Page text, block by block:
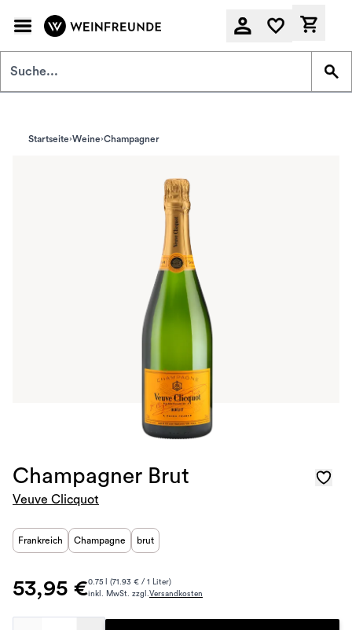
Startseite Weine Champagner
Champagner Brut
Veuve Clicquot
Frankreich Champagne brut
53,95 €0.75 l (71.93 € / 1 Liter)
inkl. MwSt. zzgl.Versandkosten